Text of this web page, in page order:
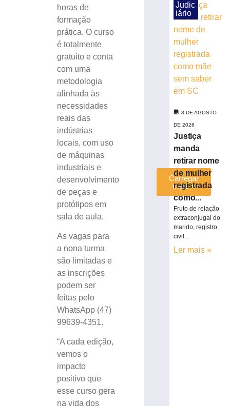
horas de
formação
prática. O curso
é totalmente
gratuito e conta
com uma
metodologia
alinhada às
necessidades
reais das
indústrias
locais, com uso
de máquinas
industriais e
desenvolvimento
de peças e
protótipos em
sala de aula.
As vagas para
a nona turma
são limitadas e
as inscrições
podem ser
feitas pelo
WhatsApp (47)
99639-4351.
“A cada edição,
vemos o
impacto
positivo que
esse curso gera
na vida dos
Extravasor
Lote
Beira
mais
Carregar
mais »
Judic
iário
8 DE AGOSTO
DE 2026
Justiça
manda
retirar nome
de mulher
registrada
como...
Fruto de relação
extraconjugal do
marido, registro
civil...
Ler mais »